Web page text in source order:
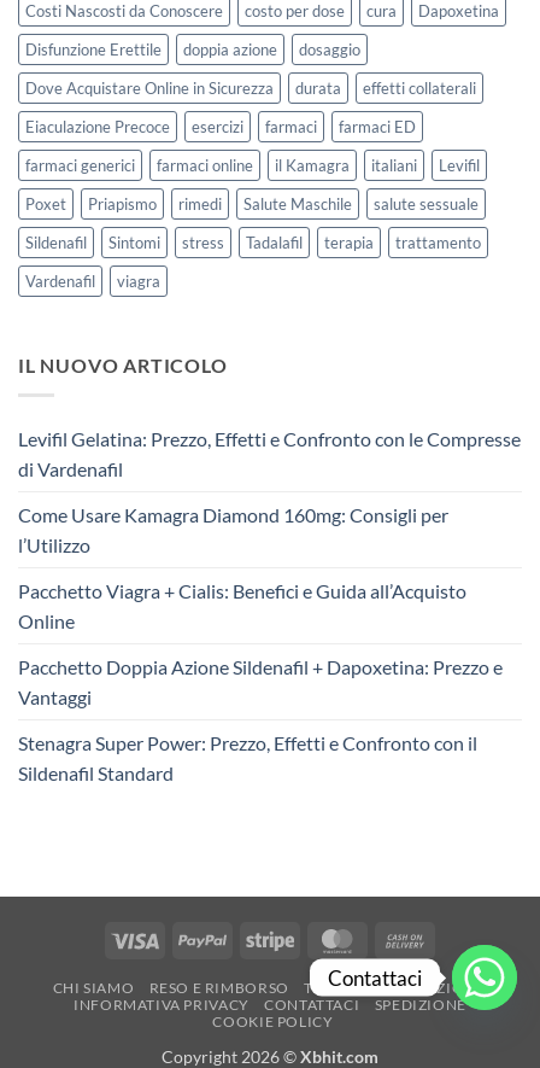
Costi Nascosti da Conoscere
costo per dose cura
Dapoxetina
Disfunzione Erettile
doppia azione
dosaggio
Dove Acquistare Online in Sicurezza
durata
effetti collaterali
Eiaculazione Precoce
esercizi farmaci
farmaci ED
farmaci generici
farmaci online il Kamagra italiani
Levifil
Poxet
Priapismo rimedi Salute Maschile
salute sessuale
Sildenafil
Sintomi stress Tadalafil terapia
trattamento
Vardenafil
viagra
IL NUOVO ARTICOLO
Levifil Gelatina: Prezzo, Effetti e Confronto con le Compresse
di Vardenafil
Come Usare Kamagra Diamond 160mg: Consigli per
l’Utilizzo
Pacchetto Viagra + Cialis: Benefici e Guida all’Acquisto
Online
Pacchetto Doppia Azione Sildenafil + Dapoxetina: Prezzo e
Vantaggi
Stenagra Super Power: Prezzo, Effetti e Confronto con il
Sildenafil Standard
Visa PayPal Stripe MasterCard
On
Delivery
CHI SIAMO RESO E RIMBORSO
TERMINI E CONDIZIONI
INFORMATIVA PRIVACY
CONTATTACI
SPEDIZIONE
COOKIE POLICY
Copyright 2026 ©Xbhit.com
Contattaci